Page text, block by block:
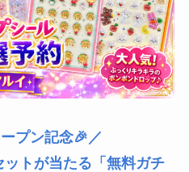
プン記念🎉／
トが当たる「無料ガチ